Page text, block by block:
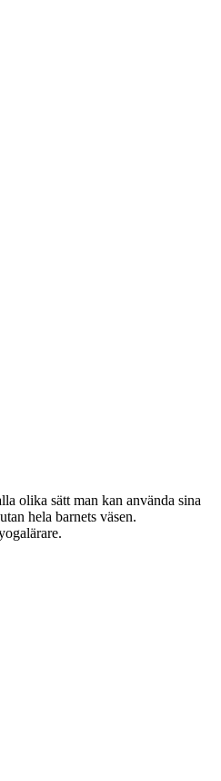
olika sätt man kan använda sina
hela barnets väsen.